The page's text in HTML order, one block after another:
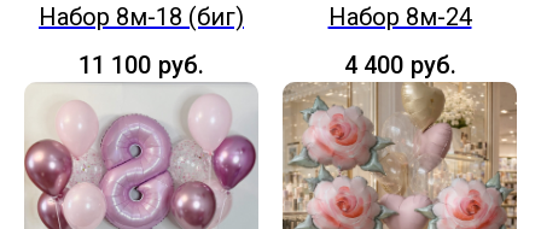
Набор 8м-18 (биг)
11 100 руб.
Набор 8м-24
4 400 руб.